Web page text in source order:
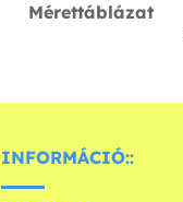
Mérettáblázat
INFORMÁCIÓ::